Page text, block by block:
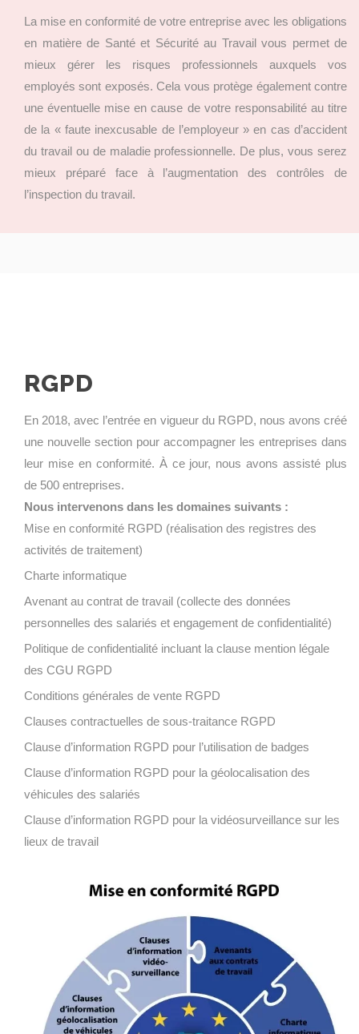
La mise en conformité de votre entreprise avec les obligations
en matière de Santé et Sécurité au Travail vous permet de
mieux gérer les risques professionnels auxquels vos
employés sont exposés. Cela vous protège également contre
une éventuelle mise en cause de votre responsabilité au titre
de la « faute inexcusable de l’employeur » en cas d’accident
du travail ou de maladie professionnelle. De plus, vous serez
mieux préparé face à l’augmentation des contrôles de
l’inspection du travail.
RGPD
En 2018, avec l’entrée en vigueur du RGPD, nous avons créé
une nouvelle section pour accompagner les entreprises dans
leur mise en conformité. À ce jour, nous avons assisté plus
de 500 entreprises.
Nous intervenons dans les domaines suivants :
Mise en conformité RGPD (réalisation des registres des
activités de traitement)
Charte informatique
Avenant au contrat de travail (collecte des données
personnelles des salariés et engagement de confidentialité)
Politique de confidentialité incluant la clause mention légale
des CGU RGPD
Conditions générales de vente RGPD
Clauses contractuelles de sous-traitance RGPD
Clause d’information RGPD pour l’utilisation de badges
Clause d’information RGPD pour la géolocalisation des
véhicules des salariés
Clause d’information RGPD pour la vidéosurveillance sur les
lieux de travail